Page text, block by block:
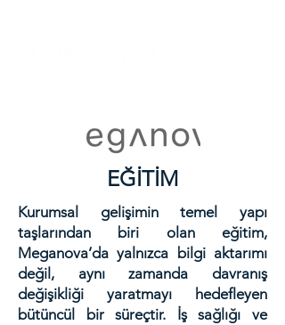
EĞİTİM
Kurumsal gelişimin temel yapı
taşlarından biri olan eğitim,
Meganova’da yalnızca bilgi aktarımı
değil, aynı zamanda davranış
değişikliği yaratmayı hedefleyen
bütüncül bir süreçtir. İş sağlığı ve